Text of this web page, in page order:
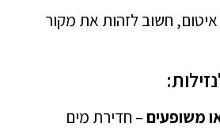
חשוב לזהות את מקור
משופעים– חדירת מים